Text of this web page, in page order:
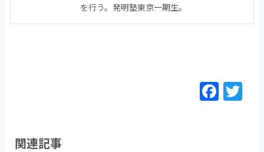
を行う。発明塾東京一期生。
F
a
関連記事